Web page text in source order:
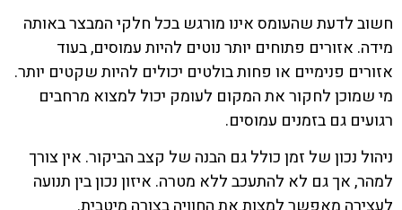
חשוב לדעת שהעומס אינו מורגש בכל חלקי המבצר באותה
מידה. אזורים פתוחים יותר נוטים להיות עמוסים, בעוד
אזורים פנימיים או פחות בולטים יכולים להיות שקטים יותר.
מי שמוכן לחקור את המקום לעומק יכול למצוא מרחבים
רגועים גם בזמנים עמוסים.
ניהול נכון של זמן כולל גם הבנה של קצב הביקור. אין צורך
למהר, אך גם לא להתעכב ללא מטרה. איזון נכון בין תנועה